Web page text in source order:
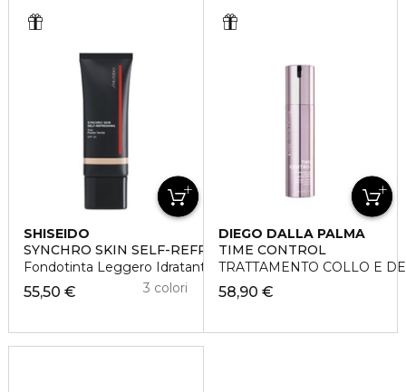
SHISEIDO
SYNCHRO SKIN SELF-REFRESHING TINT
Fondotinta Leggero Idratante
55,50 € 3 colori
DIEGO DALLA PALMA
TIME CONTROL
TRATTAMENTO COLLO E
58,90 €